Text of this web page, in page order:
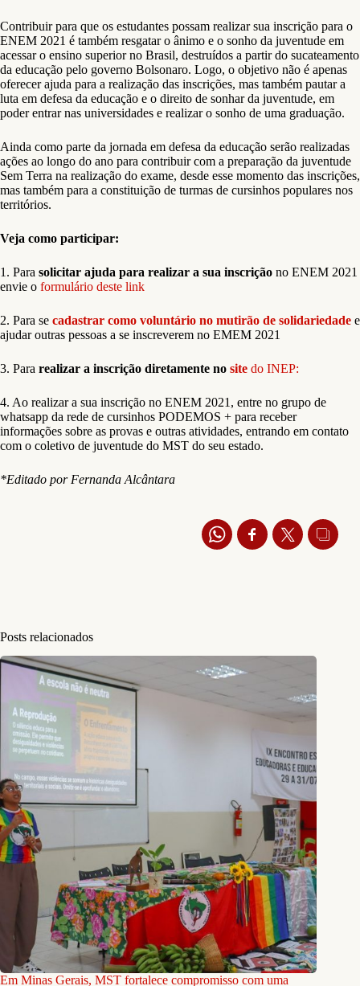
Contribuir para que os estudantes possam realizar sua inscrição para o
ENEM 2021 é também resgatar o ânimo e o sonho da juventude em
acessar o ensino superior no Brasil, destruídos a partir do sucateamento
da educação pelo governo Bolsonaro. Logo, o objetivo não é apenas
oferecer ajuda para a realização das inscrições, mas também pautar a
luta em defesa da educação e o direito de sonhar da juventude, em
poder entrar nas universidades e realizar o sonho de uma graduação.
Ainda como parte da jornada em defesa da educação serão realizadas
ações ao longo do ano para contribuir com a preparação da juventude
Sem Terra na realização do exame, desde esse momento das inscrições,
mas também para a constituição de turmas de cursinhos populares nos
territórios.
Veja como participar:
1. Para solicitar ajuda para realizar a sua inscrição no ENEM 2021
envie o formulário deste link
2. Para se cadastrar como voluntário no mutirão de solidariedade e
ajudar outras pessoas a se inscreverem no EMEM 2021
3. Para realizar a inscrição diretamente no site do INEP:
4. Ao realizar a sua inscrição no ENEM 2021, entre no grupo de
whatsapp da rede de cursinhos PODEMOS + para receber
informações sobre as provas e outras atividades, entrando em contato
com o coletivo de juventude do MST do seu estado.
*Editado por Fernanda Alcântara
Posts relacionados
Em Minas Gerais, MST fortalece compromisso com uma